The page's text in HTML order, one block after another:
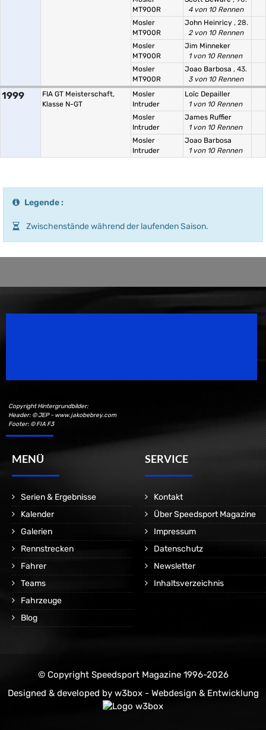
MT900R
4 von 10 Rennen
Mosler
MT900R
John Heinricy , 28.
2 von 10 Rennen
Mosler
MT900R
Jim Minneker
1 von 10 Rennen
Mosler
MT900R
Joao Barbosa , 43.
3 von 10 Rennen
1999
FIA GT Meisterschaft,
Klasse N-GT
Mosler
Intruder
Loïc Depailler
1 von 10 Rennen
Mosler
Intruder
James Ruffier
1 von 10 Rennen
Mosler
Intruder
Joao Barbosa
1 von 10 Rennen
Legende :
Zwischenstände während der laufenden Saison.
Copyright Hintergrundbilder:
Header: © JEP - www.jakobebrey.com
Footer: © FIA F3
MENÜ
Serien & Ergebnisse
Kalender
Galerien
Rennstrecken
Fahrer
Teams
Fahrzeuge
Blog
SERVICE
Kontakt
Über Speedsport Magazine
Impressum
Datenschutz
Newsletter
Inhaltsverzeichnis
© Copyright Speedsport Magazine 1996-2026
Designed & developed by w3box - Webdesign & Entwicklung